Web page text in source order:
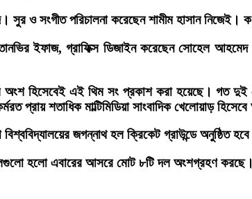
সুর ও সংগীত পরিচালনা করেছেন শামীম হাসান নিজেই।
ইফাজ, গ্রাফিক্স ডিজাইন করেছেন সোহেল
অংশ হিসেবেই এই থিম সং প্রকাশ করা হয়েছে। গত
প্রায় শতাধিক মাল্টিমিডিয়া সাংবাদিক খেলোয়াড়
জগন্নাথ হল ক্রিকেট গ্রাউন্ডে
দলগুলো হলো এবারের আসরে মোট ৮টি দল অংশগ্রহণ